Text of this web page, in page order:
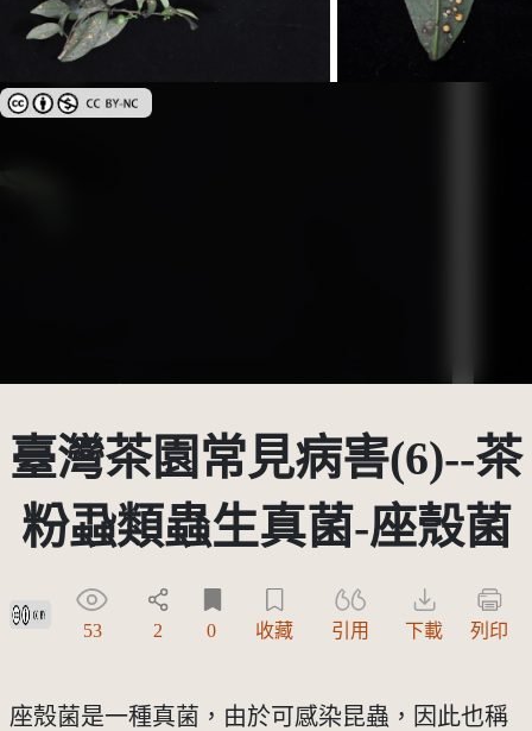
創用CC姓名標示-非商業性 3.0 台灣及其後版本(CC BY-NC 3.0 TW +)
臺灣茶園常見病害(6)--茶
粉蝨類蟲生真菌-座殼菌
創用CC姓名標示 3.0 台灣及其後版本(CC BY 3.0 TW +)
53 2 0 收藏 引用 下載 列印
座殼菌是一種真菌，由於可感染昆蟲，因此也稱